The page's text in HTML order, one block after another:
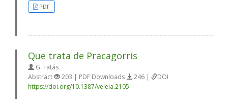
PDF
Que trata de Pracagorris
G. Fatás
Abstract
203 | PDF Downloads 246 |
DOI
https://doi.org/10.1387/veleia.2105